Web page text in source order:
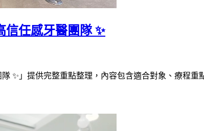
任感牙醫團隊 ✨
✨」提供完整重點整理，內容包含適合對象、療程